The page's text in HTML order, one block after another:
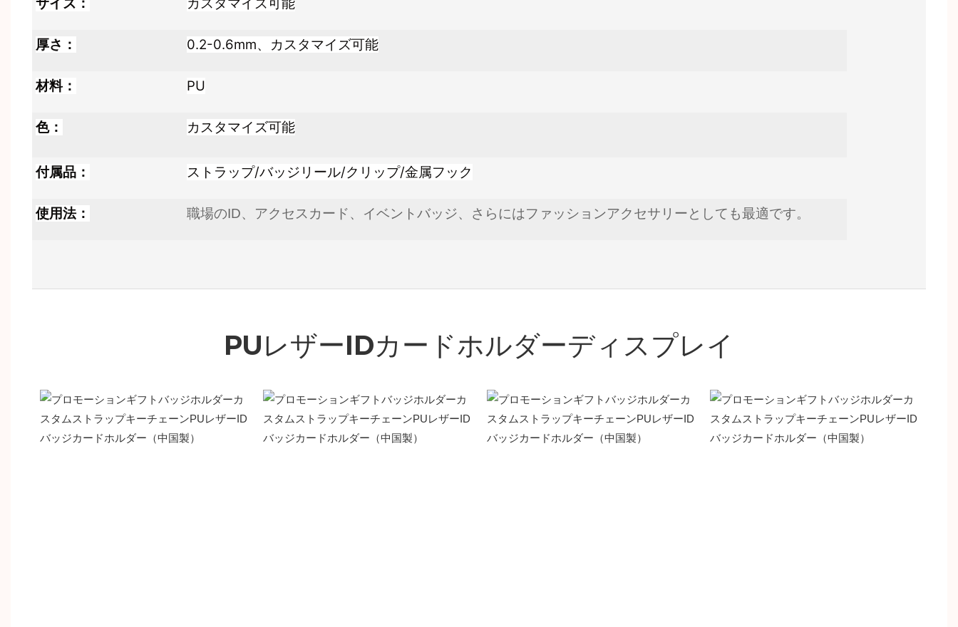
サイズ： カスタマイズ可能
厚さ： 0.2-0.6mm、カスタマイズ可能
材料： PU
色： カスタマイズ可能
付属品： ストラップ/バッジリール/クリップ/金属フック
使用法： 職場のID、アクセスカード、イベントバッジ、さらにはファッションアクセサリーとしても最適です。
PUレザーIDカードホルダーディスプレイ